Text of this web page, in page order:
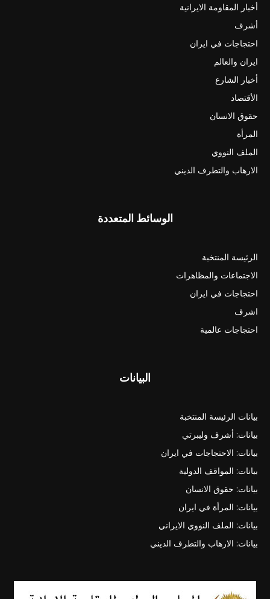
أخبار المقاومة الايرانية
أشرف
احتجاجات في ايران
ايران والعالم
أخبار الشارع
الأقتصاد
حقوق الانسان
المرأة
الملف النووي
الارهاب والتطرف الديني
الوسائط المتعددة
الرئيسة المنتخبة
الاجتماعات والمظاهرات
احتجاجات في ايران
اشرف
احتجاجات عالمية
البيانات
بيانات الرئيسة المنتخبة
بيانات: أشرف وليبرتي
بيانات: الاحتجاجات في ايران
بيانات: المواقف الدولية
بيانات: حقوق الانسان
بيانات: المرأة في ايران
بيانات: الملف النووي الايراني
بيانات: الارهاب والتطرف الديني